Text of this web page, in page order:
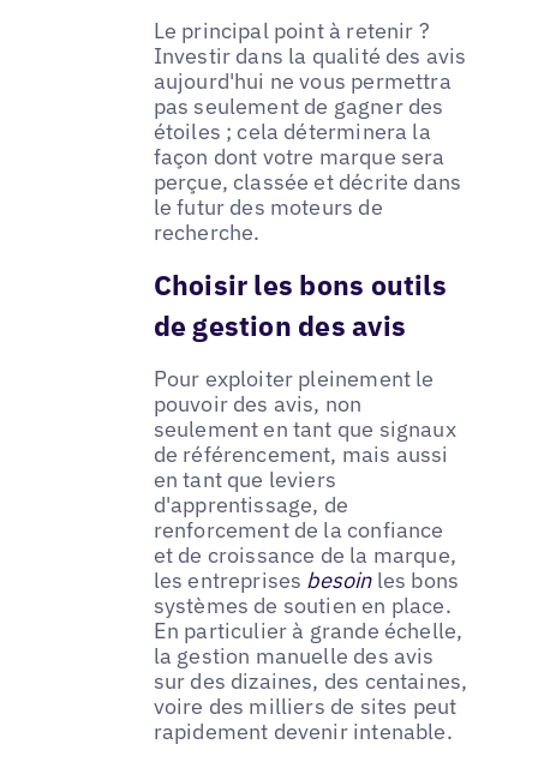
Le principal point à retenir ?
Investir dans la qualité des avis
aujourd'hui ne vous permettra
pas seulement de gagner des
étoiles ; cela déterminera la
façon dont votre marque sera
perçue, classée et décrite dans
le futur des moteurs de
recherche.
Choisir les bons outils
de gestion des avis
Pour exploiter pleinement le
pouvoir des avis, non
seulement en tant que signaux
de référencement, mais aussi
en tant que leviers
d'apprentissage, de
renforcement de la confiance
et de croissance de la marque,
les entreprises besoin les bons
systèmes de soutien en place.
En particulier à grande échelle,
la gestion manuelle des avis
sur des dizaines, des centaines,
voire des milliers de sites peut
rapidement devenir intenable.